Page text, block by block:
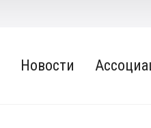
Новости